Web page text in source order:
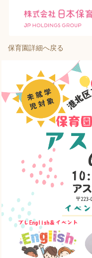
施設を探す
会社概要
投資家情報
保育園詳細へ戻る